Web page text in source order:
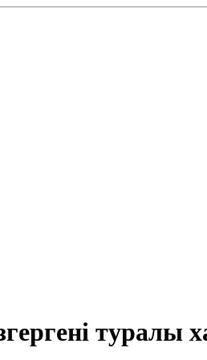
туралы